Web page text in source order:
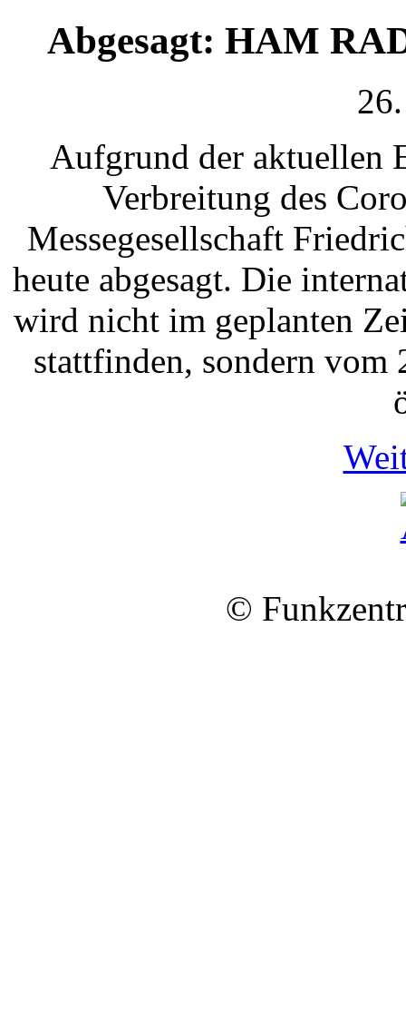
Abgesagt: HAM
Aufgrund der aktuellen
Verbreitung des
Messegesellschaft
heute abgesagt. Die
wird nicht im geplanten
stattfinden, sondern vom
©